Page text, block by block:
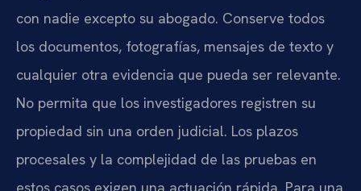
con nadie excepto su abogado. Conserve todos
los documentos, fotografías, mensajes de texto y
cualquier otra evidencia que pueda ser relevante.
No permita que los investigadores registren su
propiedad sin una orden judicial. Los plazos
procesales y la complejidad de las pruebas en
estos casos exigen una actuación rápida. Para una